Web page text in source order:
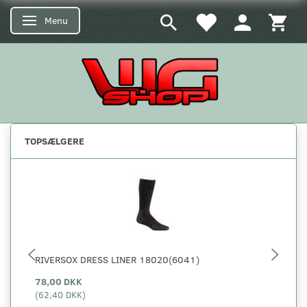
Skifte navigation
Menu
TOPSÆLGERE
RIVERSOX DRESS LINER 18020(6041)
78,00 DKK
(62,40 DKK)